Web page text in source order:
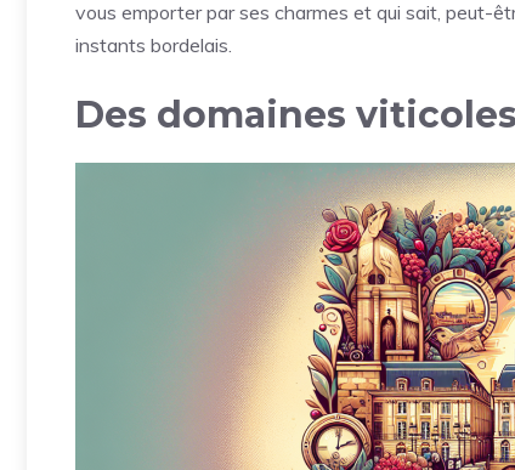
vous emporter par ses charmes et qui sait, peut-
instants bordelais.
Des domaines